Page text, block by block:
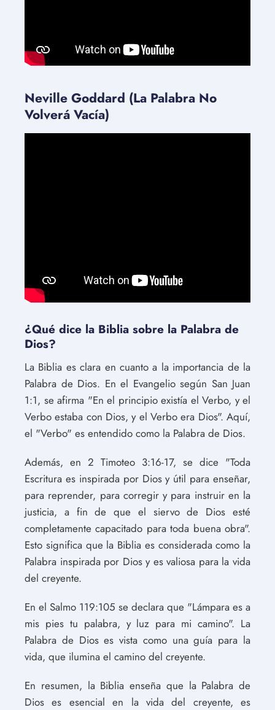
Neville Goddard (La Palabra No
Volverá Vacía)
¿Qué dice la Biblia sobre la Palabra de
Dios?
La Biblia es clara en cuanto a la importancia de la
Palabra de Dios. En el Evangelio según San Juan
1:1, se afirma "En el principio existía el Verbo, y el
Verbo estaba con Dios, y el Verbo era Dios". Aquí,
el "Verbo" es entendido como la Palabra de Dios.
Además, en 2 Timoteo 3:16-17, se dice "Toda
Escritura es inspirada por Dios y útil para enseñar,
para reprender, para corregir y para instruir en la
justicia, a fin de que el siervo de Dios esté
completamente capacitado para toda buena obra".
Esto significa que la Biblia es considerada como la
Palabra inspirada por Dios y es valiosa para la vida
del creyente.
En el Salmo 119:105 se declara que "Lámpara es a
mis pies tu palabra, y luz para mi camino". La
Palabra de Dios es vista como una guía para la
vida, que ilumina el camino del creyente.
En resumen, la Biblia enseña que la Palabra de
Dios es esencial en la vida del creyente, es